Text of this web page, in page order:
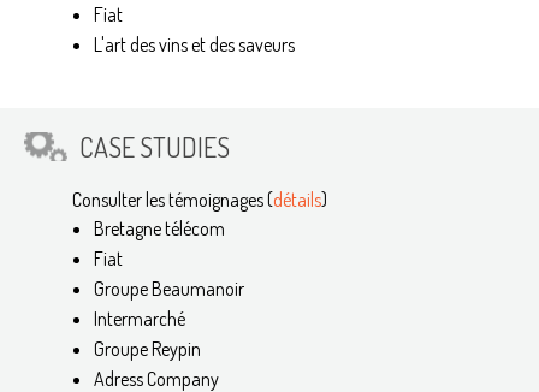
Fiat
L'art des vins et des saveurs
CASE STUDIES
Consulter les témoignages (détails)
Bretagne télécom
Fiat
Groupe Beaumanoir
Intermarché
Groupe Reypin
Adress Company